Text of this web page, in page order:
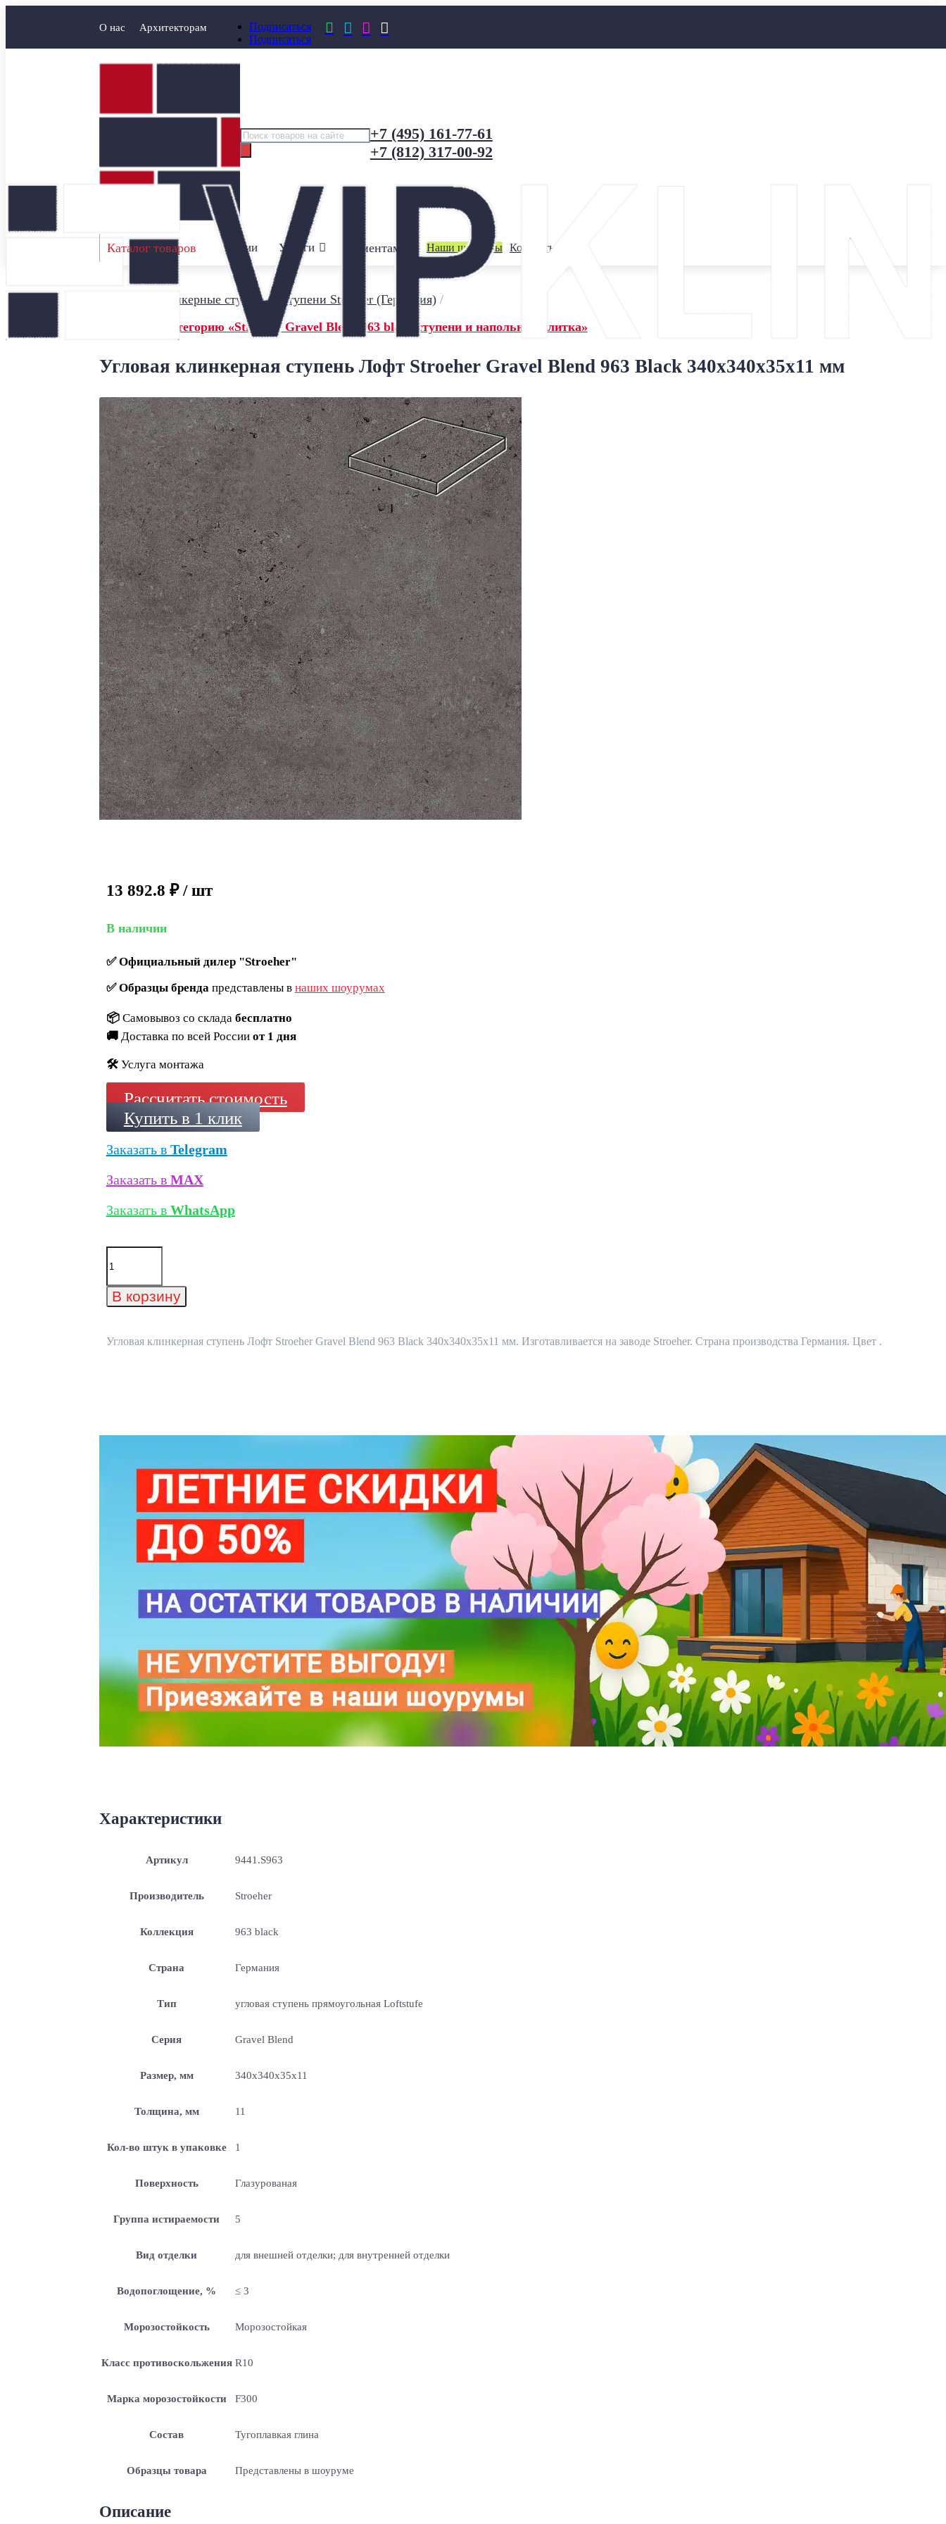
О нас Архитекторам
Подписаться
Подписаться
   
Поиск
товаров
+7 (495) 161-77-61
+7 (812) 317-00-92
Каталог товаров Акции Услуги Клиентам Наши шоурумы Контакты
Клинкерные ступени/ Ступени Stroeher (Германия)/
← Назад в категорию «Stroeher Gravel Blend 963 black ступени и напольная плитка»
Угловая клинкерная ступень Лофт Stroeher Gravel Blend 963 Black 340х340х35х11 мм
13 892.8 ₽ / шт
В наличии
✅Официальный дилер "Stroeher"
✅Образцы брендапредставлены в наших шоурумах
📦 Самовывоз со склада бесплатно
🚚 Доставка по всей России от 1 дня
🛠️ Услуга монтажа
Рассчитать стоимость
Купить в 1 клик
Заказать в Telegram
Заказать в MAX
Заказать в WhatsApp
Количество
товара
клинкерная
ступень
Gravel
В корзину
Угловая клинкерная ступень Лофт Stroeher Gravel Blend 963 Black 340х340х35х11 мм. Изготавливается на заводе Stroeher. Страна производства Германия. Цвет .
Характеристики
Артикул 9441.S963
Производитель Stroeher
Коллекция 963 black
Страна Германия
Тип угловая ступень прямоугольная Loftstufe
Серия Gravel Blend
Размер, мм 340x340x35x11
Толщина, мм 11
Кол-во штук в упаковке 1
Поверхность Глазурованая
Группа истираемости 5
Вид отделки для внешней отделки; для внутренней отделки
Водопоглощение, % ≤ 3
Морозостойкость Морозостойкая
Класс противоскольжения R10
Марка морозостойкости F300
Состав Тугоплавкая глина
Образцы товара Представлены в шоуруме
Описание